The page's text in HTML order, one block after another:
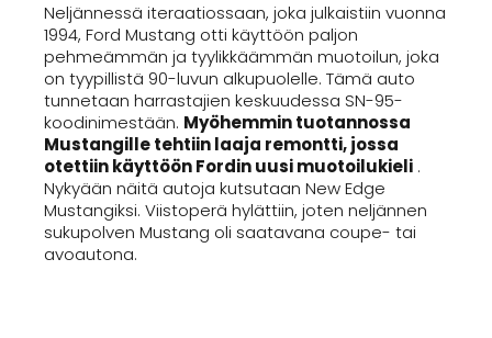
Neljännessä iteraatiossaan, joka julkaistiin vuonna
1994, Ford Mustang otti käyttöön paljon
pehmeämmän ja tyylikkäämmän muotoilun, joka
on tyypillistä 90-luvun alkupuolelle. Tämä auto
tunnetaan harrastajien keskuudessa SN-95-
koodinimestään. Myöhemmin tuotannossa
Mustangille tehtiin laaja remontti, jossa
otettiin käyttöön Fordin uusi muotoilukieli .
Nykyään näitä autoja kutsutaan New Edge
Mustangiksi. Viistoperä hylättiin, joten neljännen
sukupolven Mustang oli saatavana coupe- tai
avoautona.